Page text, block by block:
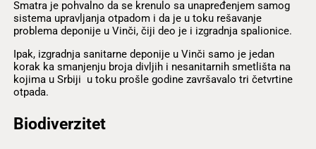
Smatra je pohvalno da se krenulo sa unapređenjem samog
sistema upravljanja otpadom i da je u toku rešavanje
problema deponije u Vinči, čiji deo je i izgradnja spalionice.
Ipak, izgradnja sanitarne deponije u Vinči samo je jedan
korak ka smanjenju broja divljih i nesanitarnih smetlišta na
kojima u Srbiji u toku prošle godine završavalo tri četvrtine
otpada.
Biodiverzitet